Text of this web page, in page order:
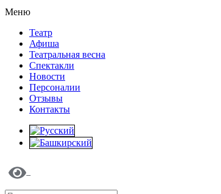
Меню
Театр
Афиша
Театральная весна
Спектакли
Новости
Персоналии
Отзывы
Контакты